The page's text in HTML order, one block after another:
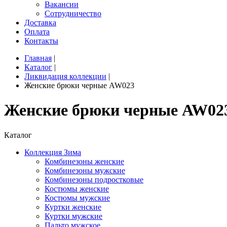
Вакансии
Сотрудничество
Доставка
Оплата
Контакты
Главная |
Каталог |
Ликвидация коллекции |
Женские брюки черные AW023
Женские брюки черные
Каталог
Коллекция Зима
Комбинезоны женские
Комбинезоны мужские
Комбинезоны подростковые
Костюмы женские
Костюмы мужские
Куртки женские
Куртки мужские
Пальто мужское